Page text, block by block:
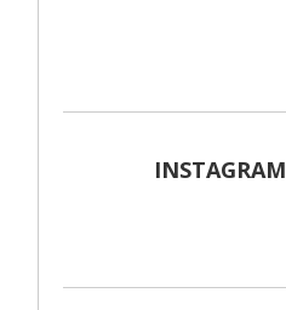
INSTAGRAM